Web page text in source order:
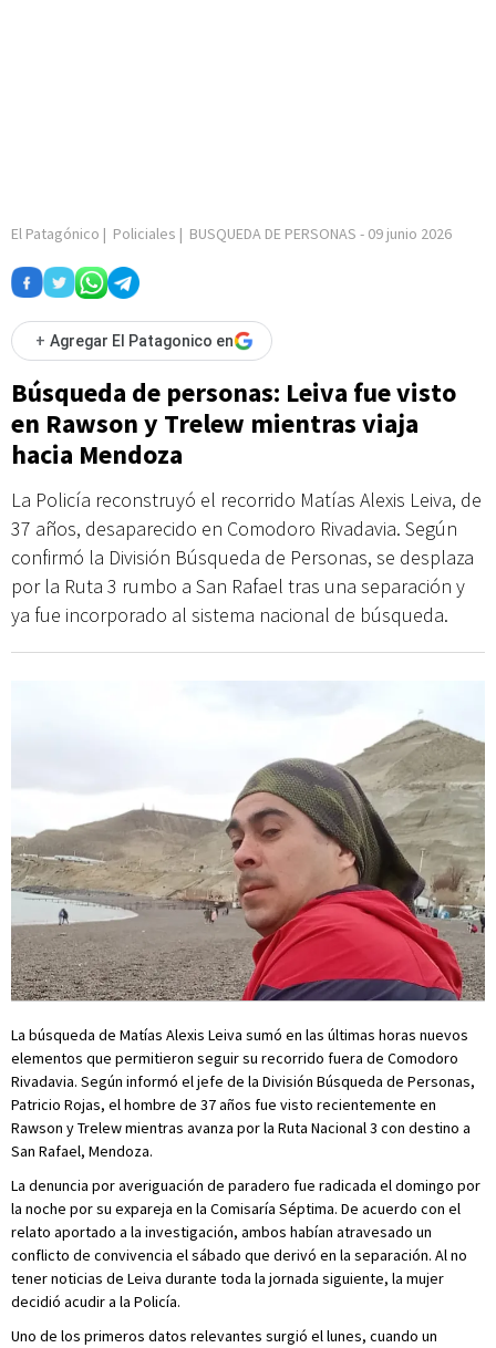
El Patagónico | Policiales | BUSQUEDA DE PERSONAS - 09 junio 2026
+ Agregar El Patagonico en
Búsqueda de personas: Leiva fue visto
en Rawson y Trelew mientras viaja
hacia Mendoza
La Policía reconstruyó el recorrido Matías Alexis Leiva, de
37 años, desaparecido en Comodoro Rivadavia. Según
confirmó la División Búsqueda de Personas, se desplaza
por la Ruta 3 rumbo a San Rafael tras una separación y
ya fue incorporado al sistema nacional de búsqueda.
La búsqueda de Matías Alexis Leiva sumó en las últimas horas nuevos
elementos que permitieron seguir su recorrido fuera de Comodoro
Rivadavia. Según informó el jefe de la División Búsqueda de Personas,
Patricio Rojas, el hombre de 37 años fue visto recientemente en
Rawson y Trelew mientras avanza por la Ruta Nacional 3 con destino a
San Rafael, Mendoza.
La denuncia por averiguación de paradero fue radicada el domingo por
la noche por su expareja en la Comisaría Séptima. De acuerdo con el
relato aportado a la investigación, ambos habían atravesado un
conflicto de convivencia el sábado que derivó en la separación. Al no
tener noticias de Leiva durante toda la jornada siguiente, la mujer
decidió acudir a la Policía.
Uno de los primeros datos relevantes surgió el lunes, cuando un